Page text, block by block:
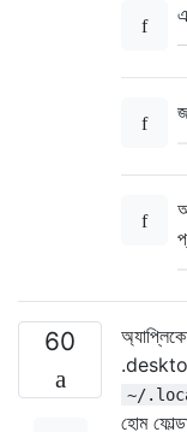
60
~/
হোম